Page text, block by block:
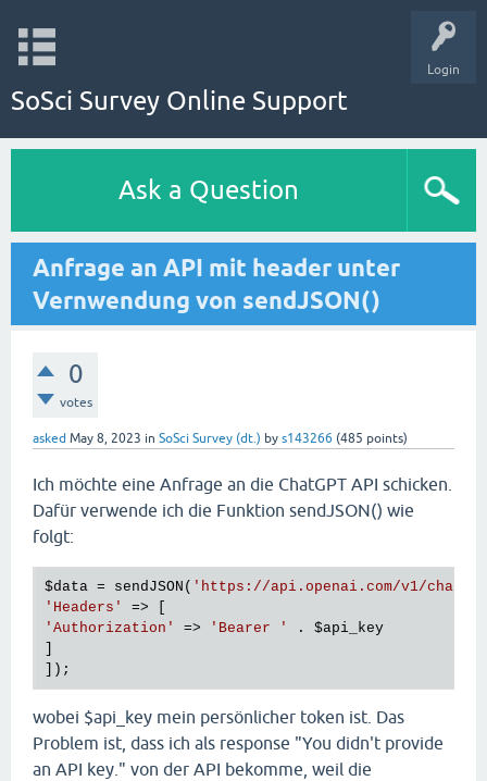
Login
SoSci Survey Online Support
Ask a Question
Anfrage an API mit header unter
Vernwendung von sendJSON()
0
votes
asked May 8, 2023 in SoSci Survey (dt.) by s143266 (485 points)
Ich möchte eine Anfrage an die ChatGPT API schicken.
Dafür verwende ich die Funktion sendJSON() wie
folgt:
$data = sendJSON( 'https://api.openai.com/v1/chat/
'Headers'
'Authorization'
=> 'Bearer ' . $api_key
wobei $api_key mein persönlicher token ist. Das
Problem ist, dass ich als response "You didn't provide
an API key." von der API bekomme, weil die